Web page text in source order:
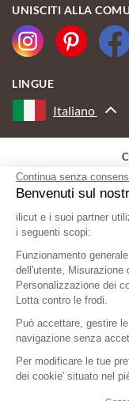
Continua senza
Benvenuti sul
ilicut e i suoi partner
i seguenti scopi:
Funzionamento
dell'utente, Misurazione
Personalizzazione dei
Lotta contro le frodi.
Può accettare, gestire
navigazione senza
Per modificare le tue
dei cookie' situato nel
UNISCITI ALLA
LINGUE
Italiano